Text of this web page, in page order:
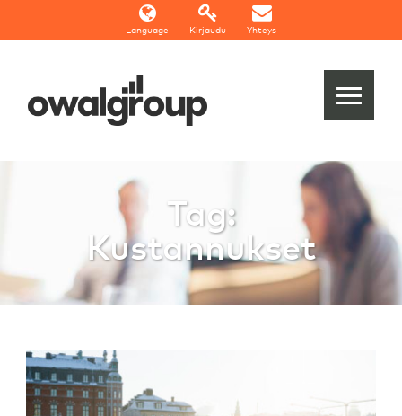
Language Kirjaudu Yhteys
Tag:
Kustannukset